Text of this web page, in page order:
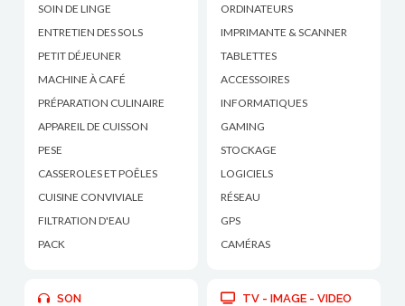
SOIN DE LINGE
ENTRETIEN DES SOLS
PETIT DÉJEUNER
MACHINE À CAFÉ
PRÉPARATION CULINAIRE
APPAREIL DE CUISSON
PESE
CASSEROLES ET POÊLES
CUISINE CONVIVIALE
FILTRATION D'EAU
PACK
ORDINATEURS
IMPRIMANTE & SCANNER
TABLETTES
ACCESSOIRES
INFORMATIQUES
GAMING
STOCKAGE
LOGICIELS
RÉSEAU
GPS
CAMÉRAS
SON
TV - IMAGE - VIDEO